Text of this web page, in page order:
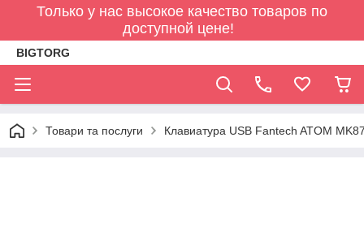
Только у нас высокое качество товаров по
доступной цене!
BIGTORG
Товари та послуги Клавиатура USB Fantech ATOM